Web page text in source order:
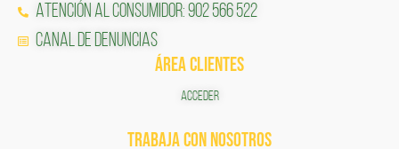
Atención al Consumidor: 902 566 522
Canal de Denuncias
ÁREA CLIENTES
ACCEDER
TRABAJA CON NOSOTROS